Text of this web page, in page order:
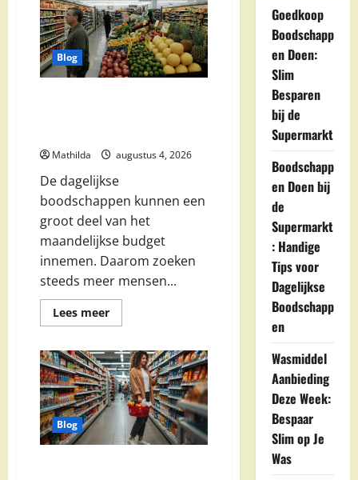
Blog
Mathilda augustus 4, 2026
De dagelijkse
boodschappen kunnen een
groot deel van het
maandelijkse budget
innemen. Daarom zoeken
steeds meer mensen...
Lees meerLees
meer
Boodschappen
Doen:
Slim
Besparen
bij
de
Supermarkt
Blog
Goedkoop
Boodschapp
en Doen:
Slim
Besparen
bij de
Supermarkt
Boodschapp
en Doen bij
de
Supermarkt
: Handige
Tips voor
Dagelijkse
Boodschapp
en
Wasmiddel
Aanbieding
Deze Week:
Bespaar
Slim op Je
Was